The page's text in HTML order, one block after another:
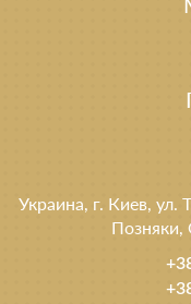
Украина, г. Киев, ул.
Позняки,